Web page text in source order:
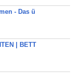
- Das ü
| BETT